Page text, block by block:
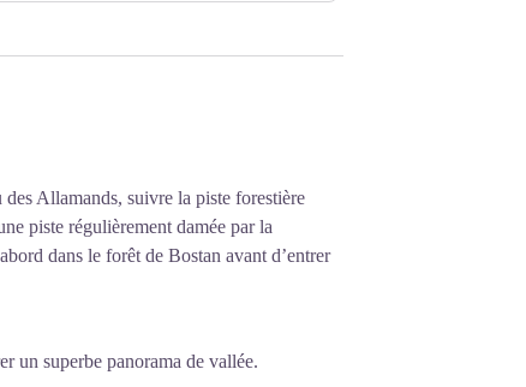
Allamands, suivre la piste forestière
piste régulièrement damée par la
dans le forêt de Bostan avant d’entrer
un superbe panorama de vallée.